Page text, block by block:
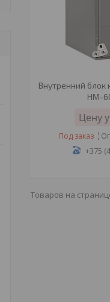
Внутренний блок
HM-
Цену
Под заказ
+375